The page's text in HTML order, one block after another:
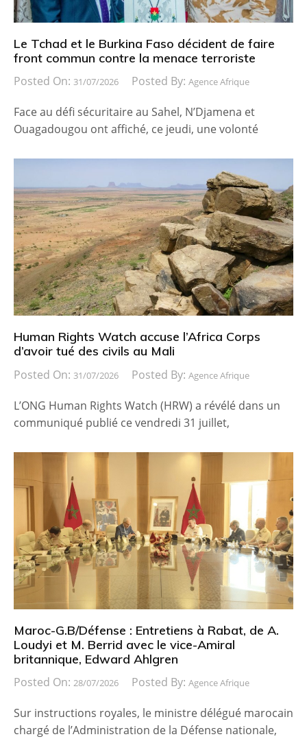
Le Tchad et le Burkina Faso décident de faire
front commun contre la menace terroriste
Posted On: 31/07/2026 Posted By: Agence Afrique
Face au défi sécuritaire au Sahel, N’Djamena et
Ouagadougou ont affiché, ce jeudi, une volonté
Human Rights Watch accuse l’Africa Corps
d’avoir tué des civils au Mali
Posted On: 31/07/2026 Posted By: Agence Afrique
L’ONG Human Rights Watch (HRW) a révélé dans un
communiqué publié ce vendredi 31 juillet,
Maroc-G.B/Défense : Entretiens à Rabat, de A.
Loudyi et M. Berrid avec le vice-Amiral
britannique, Edward Ahlgren
Posted On: 28/07/2026 Posted By: Agence Afrique
Sur instructions royales, le ministre délégué marocain
chargé de l’Administration de la Défense nationale,